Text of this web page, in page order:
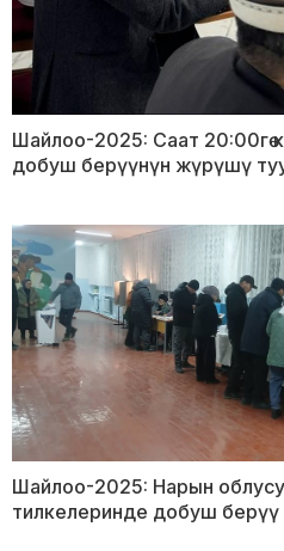
Шайлоо-2025: Саат 20:00гө
добуш берүүнүн жүрүшү
Шайлоо-2025: Нарын
тилкелеринде добуш берүү